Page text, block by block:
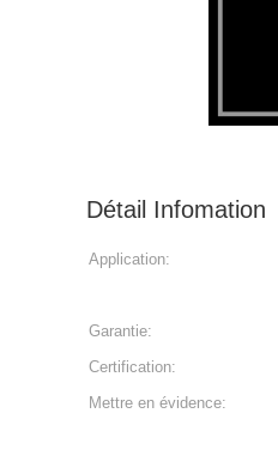
Détail Infomation
Application:
Garantie:
Certification:
Mettre en évidence: